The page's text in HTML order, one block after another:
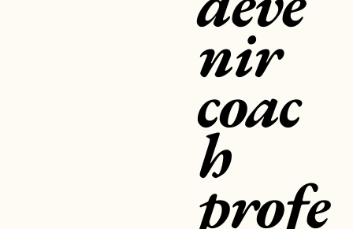
nir
coac
h
profe